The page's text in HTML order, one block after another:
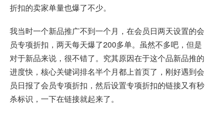
折扣的卖家单量也爆了不少。
我当时一个新品推广不到一个月，在会员日两天设置的会
员专项折扣，两天每天爆了200多单。虽然不多吧，但是
对于新品来说，很不错了。究其原因在于这个品新品推的
进度快，核心关键词排名半个月都上首页了，刚好遇到会
员日报了会员专项折扣，然后设置专项折扣的链接又有秒
杀标识，一下在链接就起来了。